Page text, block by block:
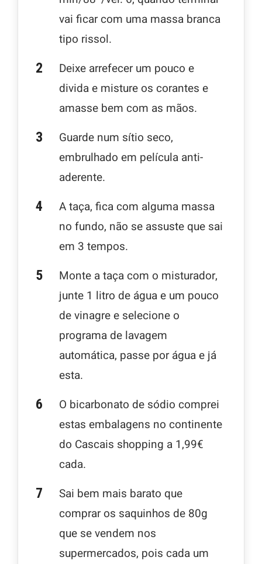
vai ficar com uma massa branca
tipo rissol.
Deixe arrefecer um pouco e
divida e misture os corantes e
amasse bem com as mãos.
Guarde num sítio seco,
embrulhado em película anti-
aderente.
A taça, fica com alguma massa
no fundo, não se assuste que sai
em 3 tempos.
Monte a taça com o misturador,
junte 1 litro de água e um pouco
de vinagre e selecione o
programa de lavagem
automática, passe por água e já
esta.
O bicarbonato de sódio comprei
estas embalagens no continente
do Cascais shopping a 1,99€
cada.
Sai bem mais barato que
comprar os saquinhos de 80g
que se vendem nos
supermercados, pois cada um